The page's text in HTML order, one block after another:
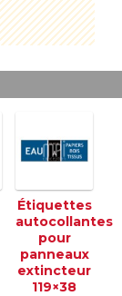
Étiquettes
autocollantes
pour
panneaux
extincteur
119×38